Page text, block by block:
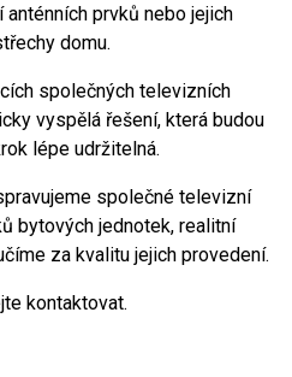
prvků nebo jejich
domu.
společných televizních
vyspělá řešení, která budou
lépe udržitelná.
společné televizní
bytových jednotek, realitní
za kvalitu jejich provedení.
kontaktovat.